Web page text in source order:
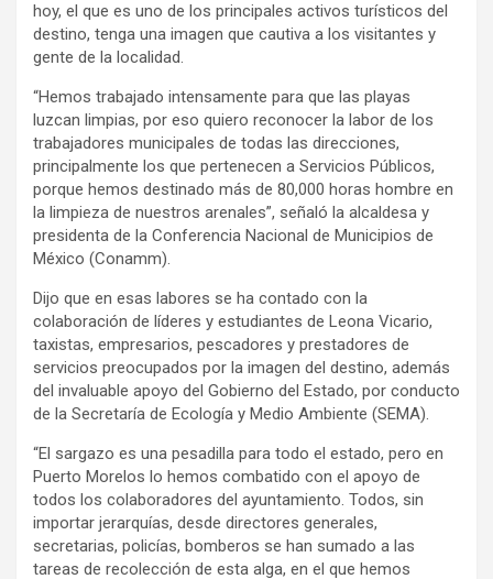
hoy, el que es uno de los principales activos turísticos del
destino, tenga una imagen que cautiva a los visitantes y
gente de la localidad.
“Hemos trabajado intensamente para que las playas
luzcan limpias, por eso quiero reconocer la labor de los
trabajadores municipales de todas las direcciones,
principalmente los que pertenecen a Servicios Públicos,
porque hemos destinado más de 80,000 horas hombre en
la limpieza de nuestros arenales”, señaló la alcaldesa y
presidenta de la Conferencia Nacional de Municipios de
México (Conamm).
Dijo que en esas labores se ha contado con la
colaboración de líderes y estudiantes de Leona Vicario,
taxistas, empresarios, pescadores y prestadores de
servicios preocupados por la imagen del destino, además
del invaluable apoyo del Gobierno del Estado, por conducto
de la Secretaría de Ecología y Medio Ambiente (SEMA).
“El sargazo es una pesadilla para todo el estado, pero en
Puerto Morelos lo hemos combatido con el apoyo de
todos los colaboradores del ayuntamiento. Todos, sin
importar jerarquías, desde directores generales,
secretarias, policías, bomberos se han sumado a las
tareas de recolección de esta alga, en el que hemos